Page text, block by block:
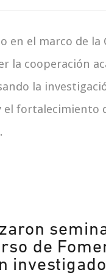
en el marco de la
la cooperación
la
el fortalecimiento
de